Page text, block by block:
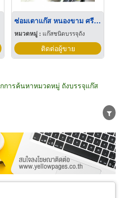
ซ่อมเตาแก๊ส หนองขาม ศรีราชา
หมวดหมู่ : แก๊สชนิดบรรจุถัง
ติดต่อผู้ขาย
การค้นหาหมวดหมู่ ถังบรรจุแก๊ส
ผู้ผลิต
ตัวแทนจัดจำหน่าย
จบริการ